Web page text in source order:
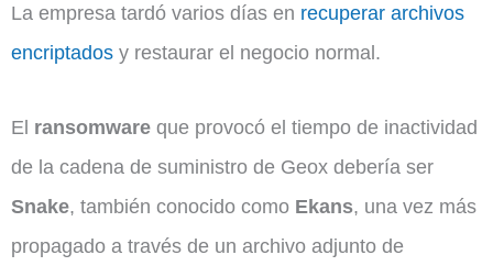
La empresa tardó varios días en recuperar archivos
encriptados y restaurar el negocio normal.
El ransomware que provocó el tiempo de inactividad
de la cadena de suministro de Geox debería ser
Snake, también conocido como Ekans, una vez más
propagado a través de un archivo adjunto de